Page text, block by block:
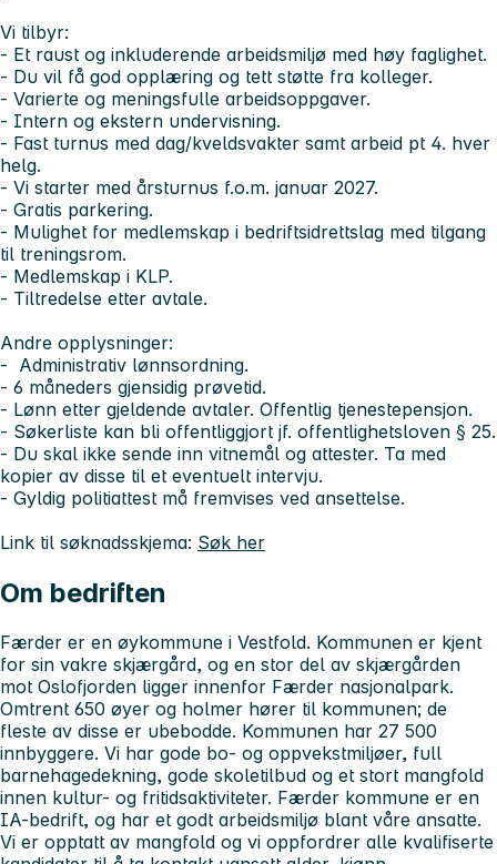
Vi tilbyr:
- Et raust og inkluderende arbeidsmiljø med høy faglighet.
- Du vil få god opplæring og tett støtte fra kolleger.
- Varierte og meningsfulle arbeidsoppgaver.
- Intern og ekstern undervisning.
- Fast turnus med dag/kveldsvakter samt arbeid pt 4. hver
helg.
- Vi starter med årsturnus f.o.m. januar 2027.
- Gratis parkering.
- Mulighet for medlemskap i bedriftsidrettslag med tilgang
til treningsrom.
- Medlemskap i KLP.
- Tiltredelse etter avtale.
Andre opplysninger:
- Administrativ lønnsordning.
- 6 måneders gjensidig prøvetid.
- Lønn etter gjeldende avtaler. Offentlig tjenestepensjon.
- Søkerliste kan bli offentliggjort jf. offentlighetsloven § 25.
- Du skal ikke sende inn vitnemål og attester. Ta med
kopier av disse til et eventuelt intervju.
- Gyldig politiattest må fremvises ved ansettelse.
Link til søknadsskjema: Søk her
Om bedriften
Færder er en øykommune i Vestfold. Kommunen er kjent
for sin vakre skjærgård, og en stor del av skjærgården
mot Oslofjorden ligger innenfor Færder nasjonalpark.
Omtrent 650 øyer og holmer hører til kommunen; de
fleste av disse er ubebodde. Kommunen har 27 500
innbyggere. Vi har gode bo- og oppvekstmiljøer, full
barnehagedekning, gode skoletilbud og et stort mangfold
innen kultur- og fritidsaktiviteter. Færder kommune er en
IA-bedrift, og har et godt arbeidsmiljø blant våre ansatte.
Vi er opptatt av mangfold og vi oppfordrer alle kvalifiserte